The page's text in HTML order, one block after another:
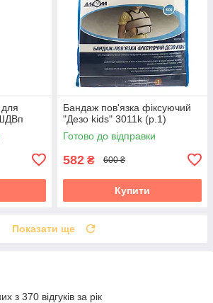
Бандаж пов'язка фіксуючий
"Дезо kids" 3011k (р.1)
Готово до відправки
582 ₴ 600 ₴
Купити
Показати ще
з 370 відгуків за рік